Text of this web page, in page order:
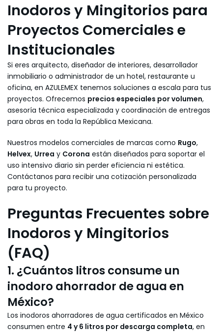
Inodoros y Mingitorios para
Proyectos Comerciales e
Institucionales
Si eres arquitecto, diseñador de interiores, desarrollador
inmobiliario o administrador de un hotel, restaurante u
oficina, en AZULEMEX tenemos soluciones a escala para tus
proyectos. Ofrecemos precios especiales por volumen,
asesoría técnica especializada y coordinación de entregas
para obras en toda la República Mexicana.
Nuestros modelos comerciales de marcas como Rugo,
Helvex, Urrea y Corona están diseñados para soportar el
uso intensivo diario sin perder eficiencia ni estética.
Contáctanos para recibir una cotización personalizada
para tu proyecto.
Preguntas Frecuentes sobre
Inodoros y Mingitorios
(FAQ)
1. ¿Cuántos litros consume un
inodoro ahorrador de agua en
México?
Los inodoros ahorradores de agua certificados en México
consumen entre 4 y 6 litros por descarga completa, en